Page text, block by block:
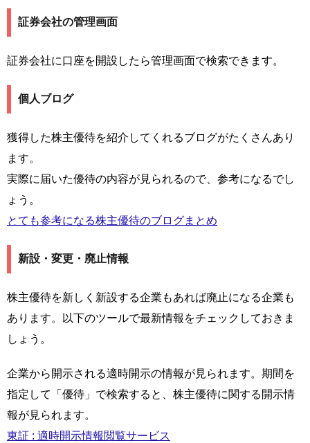
証券会社の管理画面
証券会社に口座を開設したら管理画面で検索できます。
個人ブログ
獲得した株主優待を紹介してくれるブログがたくさんあり
ます。
実際に届いた優待の内容が見られるので、参考になるでし
ょう。
とても参考になる株主優待のブログまとめ
新設・変更・廃止情報
株主優待を新しく新設する企業もあれば廃止になる企業も
あります。以下のツールで最新情報をチェックしておきま
しょう。
企業から開示される適時開示の情報が見られます。期間を
指定して「優待」で検索すると、株主優待に関する開示情
報が見られます。
東証 : 適時開示情報閲覧サービス